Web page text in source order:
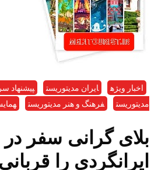
اخبار ویژه ایران مدیتوریست پیشنهاد
مدیتوریست
فرهنگ و هنر مدیتوریست
بلای گرانی سفر در
ایرانگردی را